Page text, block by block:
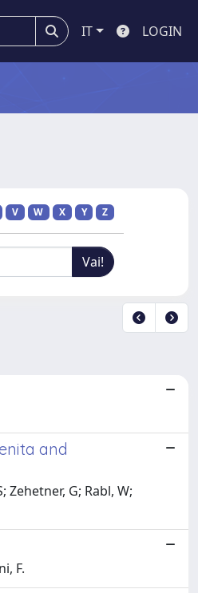
IT LOGIN
V W X Y Z
and
Zehetner, G; Rabl, W;
F.